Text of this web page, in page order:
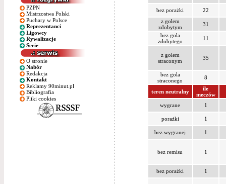
PZPN
Mistrzostwa Polski
Puchary w Polsce
Reprezentanci
Ligowcy
Rywalizacje
Serie
O stronie
Nabór
Redakcja
Kontakt
Reklamy 90minut.pl
Bibliografia
Pliki cookies
bez porażki
22
z golem
zdobytym
31
bez gola
zdobytego
11
z golem
straconym
35
bez gola
straconego
8
teren neutralny
ile
meczów
wygrane
1
porażki 1
bez wygranej 1
bez remisu 1
bez porażki 1